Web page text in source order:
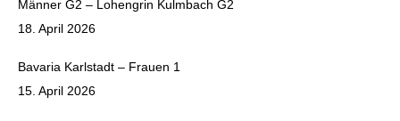
Männer G2 – Lohengrin Kulmbach G2
18. April 2026
Bavaria Karlstadt – Frauen 1
15. April 2026